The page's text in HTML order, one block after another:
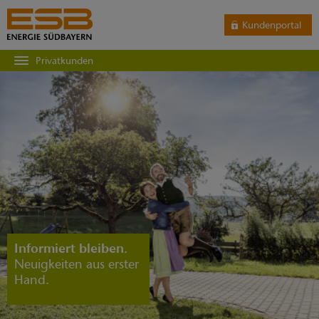
Kundenportal
Privatkunden
Informiert bleiben.
Neuigkeiten aus erster
Hand.